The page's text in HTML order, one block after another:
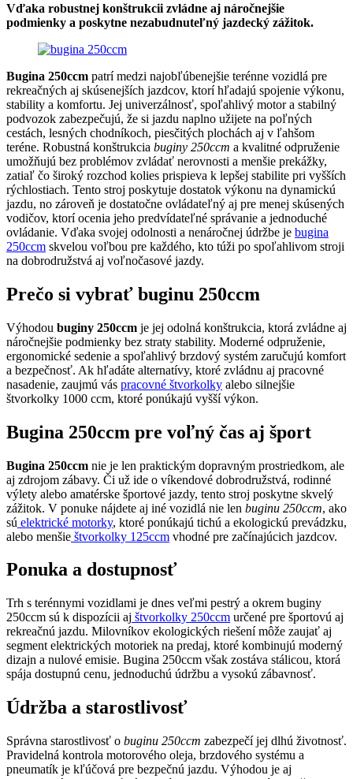
Vďaka robustnej konštrukcii zvládne aj náročnejšie
podmienky a poskytne nezabudnuteľný jazdecký zážitok.
Bugina 250ccm patrí medzi najobľúbenejšie terénne vozidlá pre
rekreačných aj skúsenejších jazdcov, ktorí hľadajú spojenie výkonu,
stability a komfortu. Jej univerzálnosť, spoľahlivý motor a stabilný
podvozok zabezpečujú, že si jazdu naplno užijete na poľných
cestách, lesných chodníkoch, piesčitých plochách aj v ľahšom
teréne. Robustná konštrukcia buginy 250ccm a kvalitné odpruženie
umožňujú bez problémov zvládať nerovnosti a menšie prekážky,
zatiaľ čo široký rozchod kolies prispieva k lepšej stabilite pri vyšších
rýchlostiach. Tento stroj poskytuje dostatok výkonu na dynamickú
jazdu, no zároveň je dostatočne ovládateľný aj pre menej skúsených
vodičov, ktorí ocenia jeho predvídateľné správanie a jednoduché
ovládanie. Vďaka svojej odolnosti a nenáročnej údržbe je bugina
250ccm skvelou voľbou pre každého, kto túži po spoľahlivom stroji
na dobrodružstvá aj voľnočasové jazdy.
Prečo si vybrať buginu 250ccm
Výhodou buginy 250ccm je jej odolná konštrukcia, ktorá zvládne aj
náročnejšie podmienky bez straty stability. Moderné odpruženie,
ergonomické sedenie a spoľahlivý brzdový systém zaručujú komfort
a bezpečnosť. Ak hľadáte alternatívy, ktoré zvládnu aj pracovné
nasadenie, zaujmú vás pracovné štvorkolky alebo silnejšie
štvorkolky 1000 ccm, ktoré ponúkajú vyšší výkon.
Bugina 250ccm pre voľný čas aj šport
Bugina 250ccm nie je len praktickým dopravným prostriedkom, ale
aj zdrojom zábavy. Či už ide o víkendové dobrodružstvá, rodinné
výlety alebo amatérske športové jazdy, tento stroj poskytne skvelý
zážitok. V ponuke nájdete aj iné vozidlá nie len buginu 250ccm, ako
sú elektrické motorky, ktoré ponúkajú tichú a ekologickú prevádzku,
alebo menšie štvorkolky 125ccm vhodné pre začínajúcich jazdcov.
Ponuka a dostupnosť
Trh s terénnymi vozidlami je dnes veľmi pestrý a okrem buginy
250ccm sú k dispozícii aj štvorkolky 250ccm určené pre športovú aj
rekreačnú jazdu. Milovníkov ekologických riešení môže zaujať aj
segment elektrických motoriek na predaj, ktoré kombinujú moderný
dizajn a nulové emisie. Bugina 250ccm však zostáva stálicou, ktorá
spája dostupnú cenu, jednoduchú údržbu a vysokú zábavnosť.
Údržba a starostlivosť
Správna starostlivosť o buginu 250ccm zabezpečí jej dlhú životnosť.
Pravidelná kontrola motorového oleja, brzdového systému a
pneumatík je kľúčová pre bezpečnú jazdu. Výhodou je aj